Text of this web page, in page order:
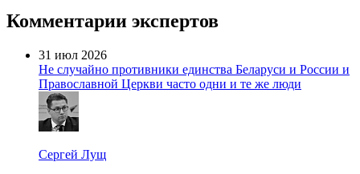
Комментарии экспертов
31 июл 2026
Не случайно противники единства Беларуси и России и
Православной Церкви часто одни и те же люди
Сергей Лущ